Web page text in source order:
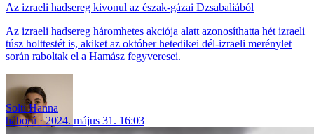
Az izraeli hadsereg kivonul az észak-gázai Dzsabaliából
Az izraeli hadsereg háromhetes akciója alatt azonosíthatta hét izraeli
túsz holttestét is, akiket az október hetedikei dél-izraeli merénylet
során raboltak el a Hamász fegyveresei.
Solti Hanna
háború
2024. május 31. 16:03